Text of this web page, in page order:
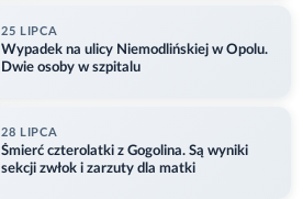
25 LIPCA
Wypadek na ulicy Niemodlińskiej w Opolu.
Dwie osoby w szpitalu
28 LIPCA
Śmierć czterolatki z Gogolina. Są wyniki
sekcji zwłok i zarzuty dla matki